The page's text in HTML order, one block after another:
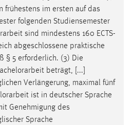
frühestens im ersten auf das
folgenden Studiensemester
sind mindestens 160 ECTS-
abgeschlossene praktische
§ 5 erforderlich. (3) Die
beträgt, [...]
Verlängerung, maximal fünf
ist in deutscher Sprache
Genehmigung des
Sprache